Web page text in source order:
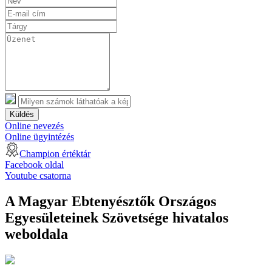
Küldés
Online nevezés
Online ügyintézés
Champion értéktár
Facebook oldal
Youtube csatorna
A Magyar Ebtenyésztők Országos
Egyesületeinek Szövetsége hivatalos
weboldala